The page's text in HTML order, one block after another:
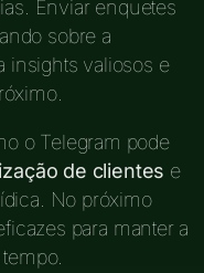
Enviar enquetes
sobre a
insights valiosos e
o Telegram pode
de clientes e
No próximo
para manter a